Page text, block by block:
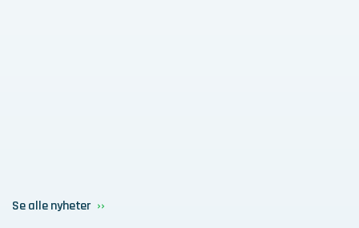
Se alle nyheter